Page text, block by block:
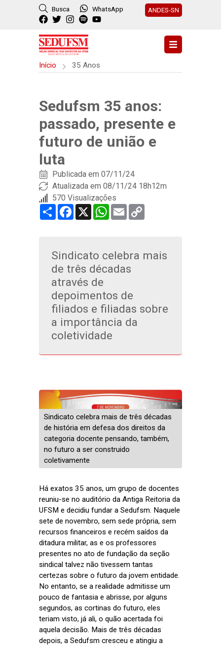
Busca WhatsApp ANDES-SN
Início 35 Anos
Sedufsm 35 anos:
passado, presente e
futuro de união e
luta
Publicada em 07/11/24
Atualizada em 08/11/24 18h12m
570 Visualizações
Share Facebook
X WhatsApp
Email
Sindicato celebra mais
de três décadas
através de
depoimentos de
filiados e filiadas sobre
a importância da
coletividade
Sindicato celebra mais de três décadas
de história em defesa dos direitos da
categoria docente pensando, também,
no futuro a ser construido
coletivamente
Há exatos 35 anos, um grupo de docentes
reuniu-se no auditório da Antiga Reitoria da
UFSM e decidiu fundar a Sedufsm. Naquele
sete de novembro, sem sede própria, sem
recursos financeiros e recém saídos da
ditadura militar, as e os professores
presentes no ato de fundação da seção
sindical talvez não tivessem tantas
certezas sobre o futuro da jovem entidade.
No entanto, se a realidade admitisse um
pouco de fantasia e abrisse, por alguns
segundos, as cortinas do futuro, eles
teriam visto, já ali, o quão acertada foi
aquela decisão. Mais de três décadas
depois, a Sedufsm cresceu e atingiu a